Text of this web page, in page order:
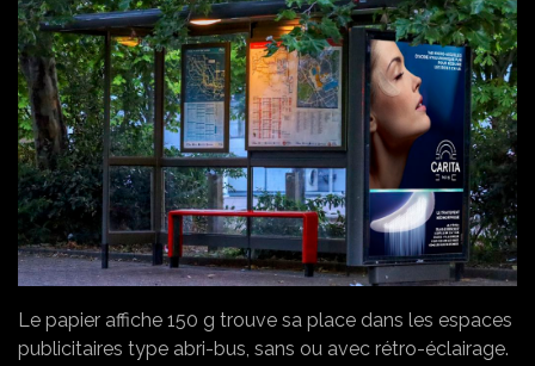
Le papier affiche 150 g trouve sa place dans les espaces
publicitaires type abri-bus, sans ou avec rétro-éclairage.